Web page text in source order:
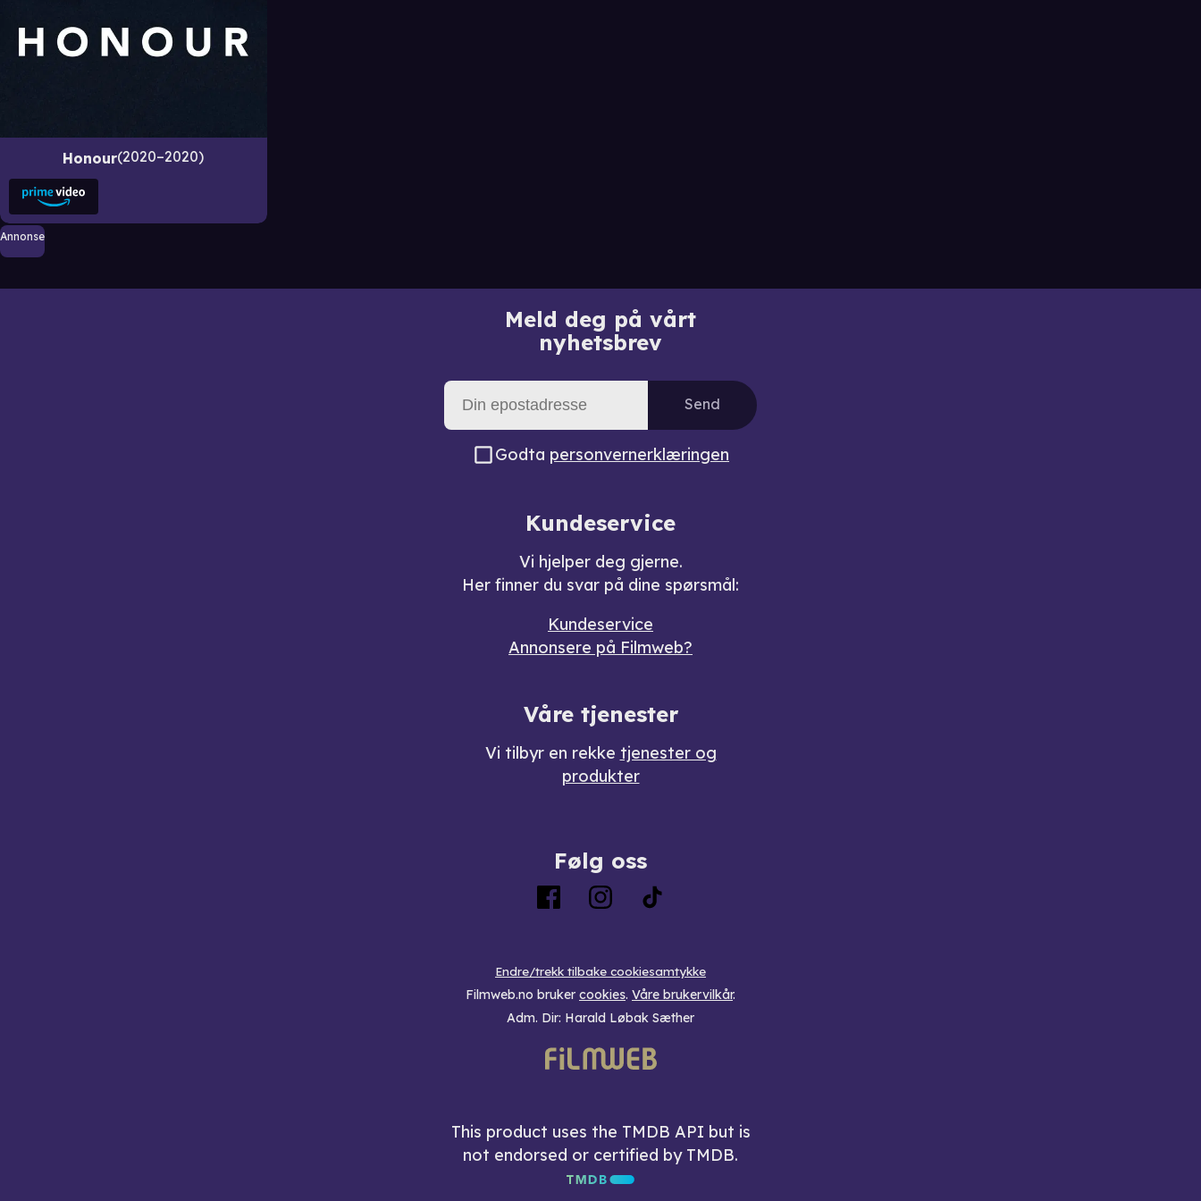
Honour 2020–2020
Annonse
Meld deg på vårt
nyhetsbrev
Send
Godta personvernerklæringen
Kundeservice
Vi hjelper deg gjerne.
Her finner du svar på dine spørsmål:
Kundeservice
Annonsere på Filmweb?
Våre tjenester
Vi tilbyr en rekke tjenester og
produkter
Følg oss
Endre/trekk tilbake cookiesamtykke
Filmweb.no bruker cookies. Våre brukervilkår.
Adm. Dir: Harald Løbak Sæther
This product uses the TMDB API but is
not endorsed or certified by TMDB.